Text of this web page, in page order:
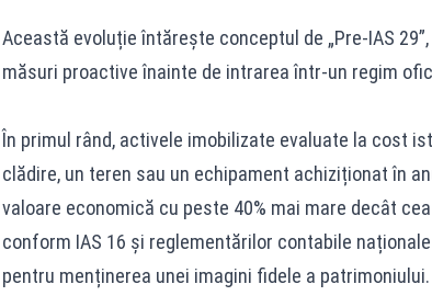
Această evoluție întărește conceptul de „Pre-IAS
măsuri proactive înainte de intrarea într-un regim
În primul rând, activele imobilizate evaluate la cost
clădire, un teren sau un echipament achiziționat în
valoare economică cu peste 40% mai mare decât
conform IAS 16 și reglementărilor contabile
pentru menținerea unei imagini fidele a patrimoniului.